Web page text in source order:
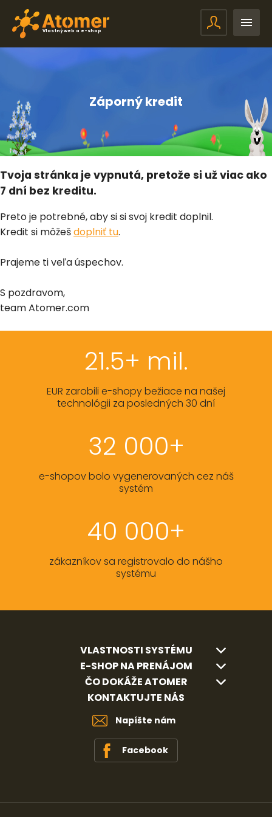
Vlastný web a e-shop
Záporný kredit
Tvoja stránka je vypnutá, pretože si už viac ako
7 dní bez kreditu.
Preto je potrebné, aby si si svoj kredit doplnil.
Kredit si môžešdoplniť tu.
Prajeme ti veľa úspechov.
S pozdravom,
team Atomer.com
21.5+ mil.
EUR zarobili e-shopy bežiace na našej
technológii za posledných 30 dní
32 000+
e-shopov bolo vygenerovaných cez náš
systém
40 000+
zákazníkov sa registrovalo do nášho
systému
VLASTNOSTI SYSTÉMU
E-SHOP NA PRENÁJOM
ČO DOKÁŽE ATOMER
KONTAKTUJTE NÁS
Napíšte nám
Facebook